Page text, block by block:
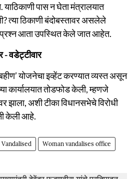
याठिकाणी पास न घेता मंत्रालयात
त्या ठिकाणी बंदोबस्तावर असलेले
आता उपस्थित केले जात आहेत.
- वडेट्टीवार
योजनेचा इव्हेंट करण्यात व्यस्त असून
कार्यालयात तोडफोड केली, म्हणजे
झाला, अशी टीका विधानसभेचे विरोधी
केली आहे.
Woman vandalises office